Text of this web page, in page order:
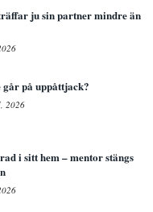
ju sin partner mindre än
går på uppåttjack?
2026
i sitt hem – mentor stängs